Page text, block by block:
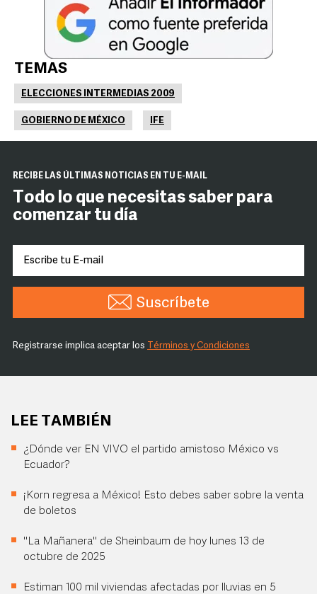
TEMAS
ELECCIONES INTERMEDIAS 2009
GOBIERNO DE MÉXICO IFE
RECIBE LAS ÚLTIMAS NOTICIAS EN TU E-MAIL
Todo lo que necesitas saber para
comenzar tu día
Suscríbete
Registrarse implica aceptar los Términos y Condiciones
LEE TAMBIÉN
¿Dónde ver EN VIVO el partido amistoso México vs
Ecuador?
¡Korn regresa a México! Esto debes saber sobre la venta
de boletos
"La Mañanera" de Sheinbaum de hoy lunes 13 de
octubre de 2025
Estiman 100 mil viviendas afectadas por lluvias en 5